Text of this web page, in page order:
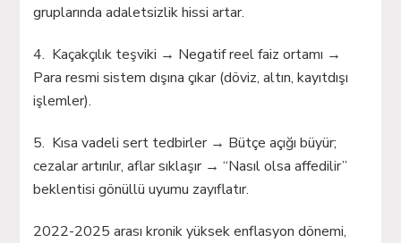
gruplarında adaletsizlik hissi artar.
4. Kaçakçılık teşviki → Negatif reel faiz ortamı →
Para resmi sistem dışına çıkar (döviz, altın, kayıtdışı
işlemler).
5. Kısa vadeli sert tedbirler → Bütçe açığı büyür;
cezalar artırılır, aflar sıklaşır → “Nasıl olsa affedilir”
beklentisi gönüllü uyumu zayıflatır.
2022-2025 arası kronik yüksek enflasyon dönemi,